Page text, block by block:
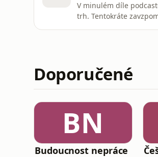
V minulém díle
trh. Tentokráte
vzpomínali na
Doporučené
BN
Budoucnost nepráce